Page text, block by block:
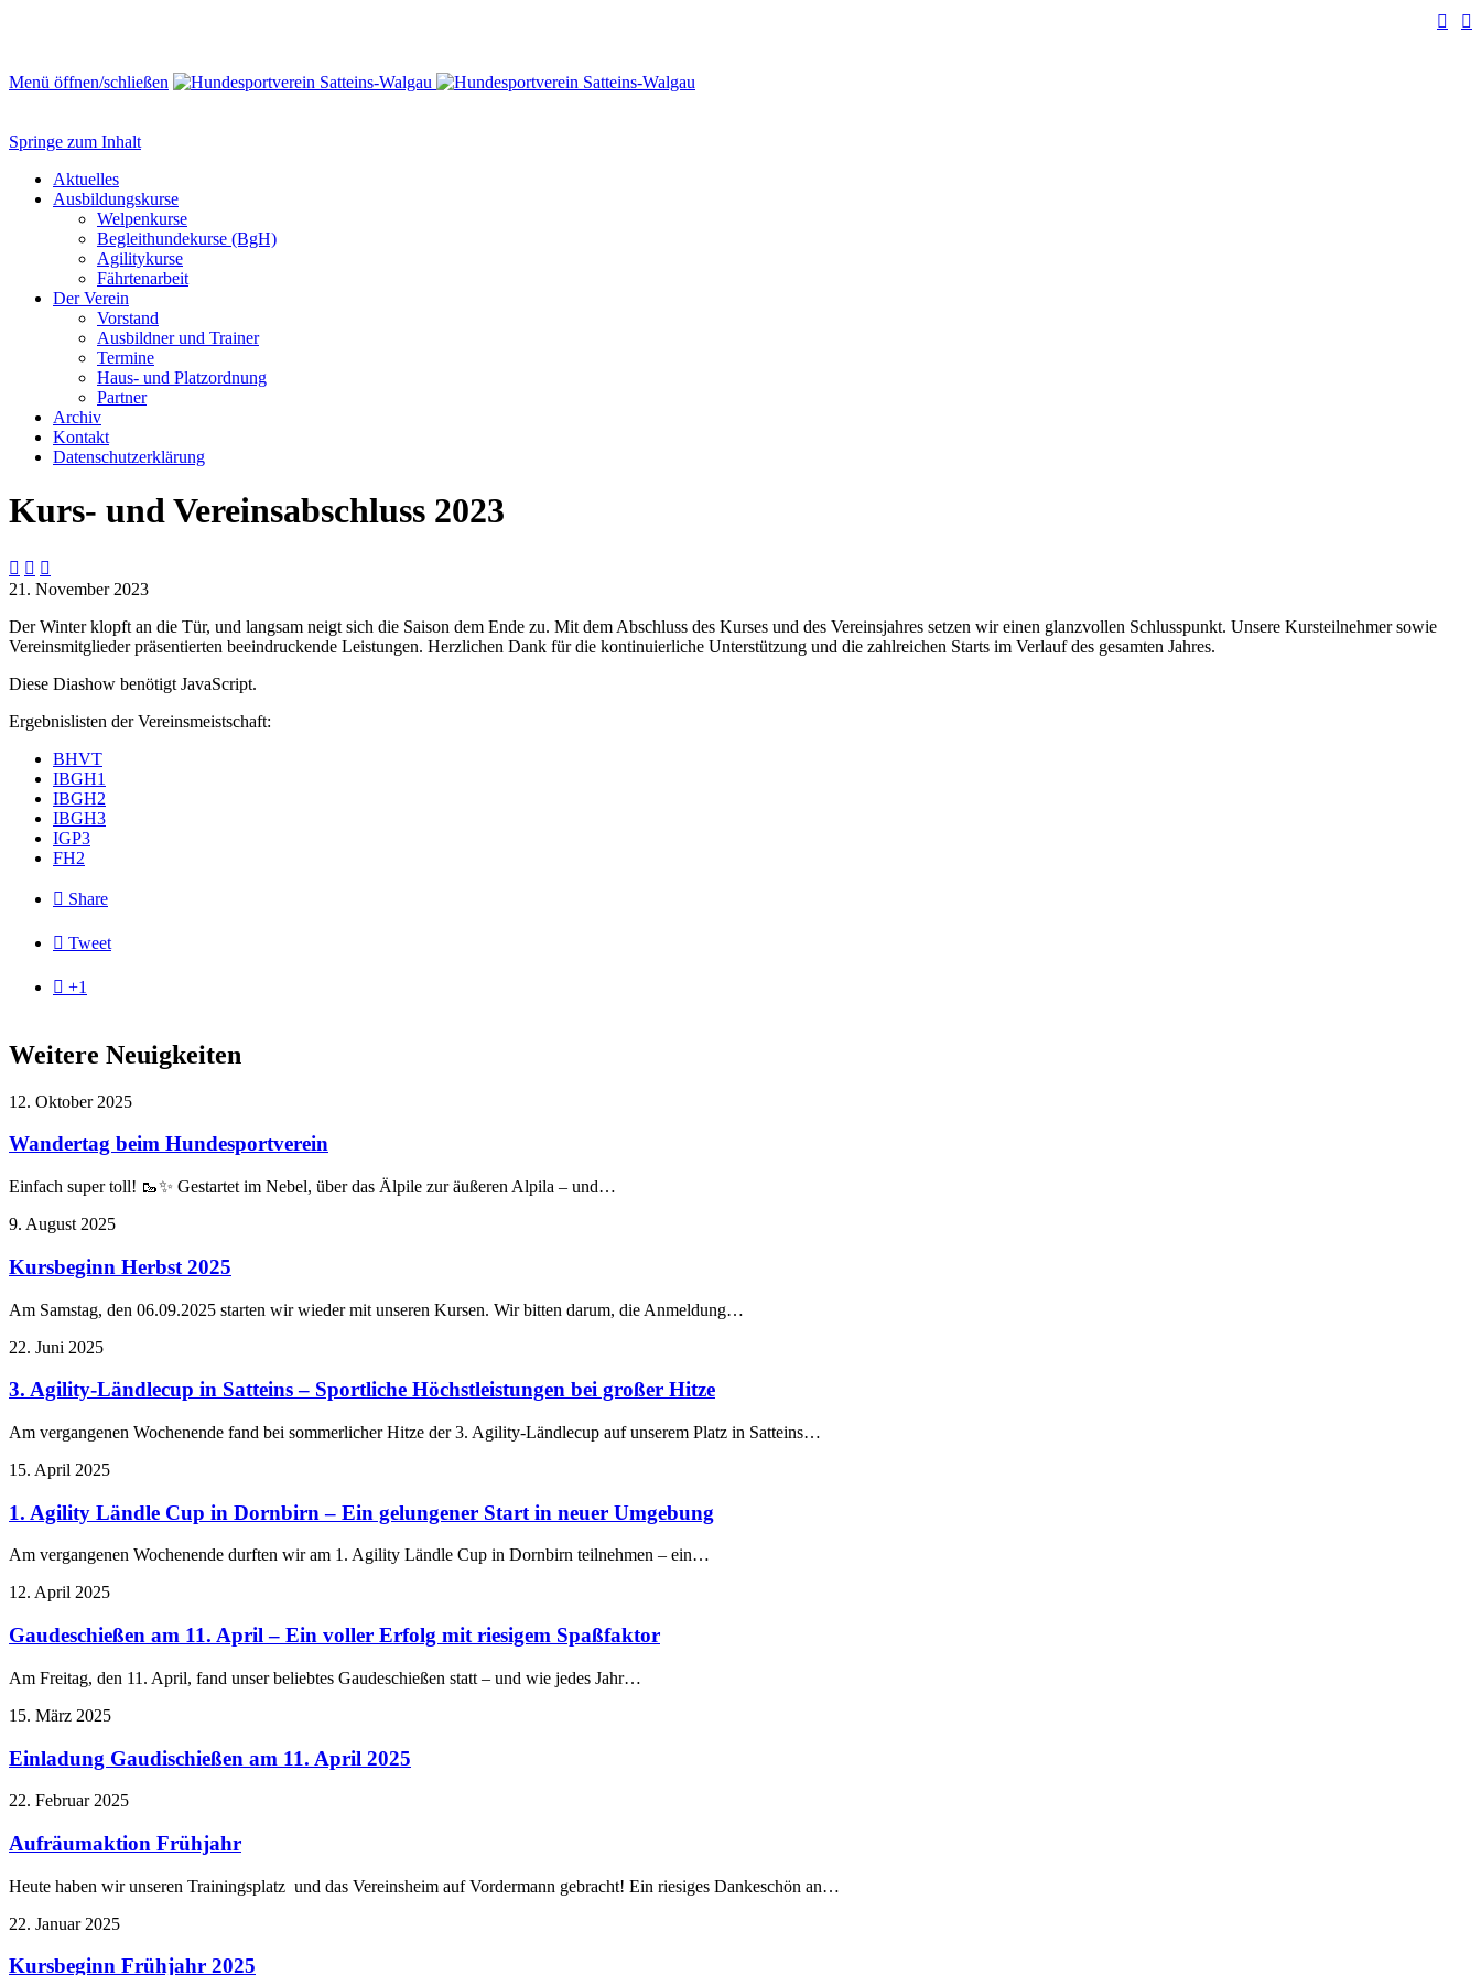
 
Menü öffnen/schließen
Springe zum Inhalt
Aktuelles
Ausbildungskurse
Welpenkurse
Begleithundekurse (BgH)
Agilitykurse
Fährtenarbeit
Der Verein
Vorstand
Ausbildner und Trainer
Termine
Haus- und Platzordnung
Partner
Archiv
Kontakt
Datenschutzerklärung
Kurs- und Vereinsabschluss 2023
  
21. November 2023
Der Winter klopft an die Tür, und langsam neigt sich die Saison dem Ende zu. Mit dem Abschluss des Kurses und des Vereinsjahres setzen wir einen glanzvollen Schlusspunkt. Unsere Kursteilnehmer sowie
Vereinsmitglieder präsentierten beeindruckende Leistungen. Herzlichen Dank für die kontinuierliche Unterstützung und die zahlreichen Starts im Verlauf des gesamten Jahres.
Diese Diashow benötigt JavaScript.
Ergebnislisten der Vereinsmeistschaft:
BHVT
IBGH1
IBGH2
IBGH3
IGP3
FH2
 Share
 Tweet
 +1
Weitere Neuigkeiten
12. Oktober 2025
Wandertag beim Hundesportverein
Einfach super toll! 🥾✨ Gestartet im Nebel, über das Älpile zur äußeren Alpila – und…
9. August 2025
Kursbeginn Herbst 2025
Am Samstag, den 06.09.2025 starten wir wieder mit unseren Kursen. Wir bitten darum, die Anmeldung…
22. Juni 2025
3. Agility-Ländlecup in Satteins – Sportliche Höchstleistungen bei großer Hitze
Am vergangenen Wochenende fand bei sommerlicher Hitze der 3. Agility-Ländlecup auf unserem Platz in Satteins…
15. April 2025
1. Agility Ländle Cup in Dornbirn – Ein gelungener Start in neuer Umgebung
Am vergangenen Wochenende durften wir am 1. Agility Ländle Cup in Dornbirn teilnehmen – ein…
12. April 2025
Gaudeschießen am 11. April – Ein voller Erfolg mit riesigem Spaßfaktor
Am Freitag, den 11. April, fand unser beliebtes Gaudeschießen statt – und wie jedes Jahr…
15. März 2025
Einladung Gaudischießen am 11. April 2025
22. Februar 2025
Aufräumaktion Frühjahr
Heute haben wir unseren Trainingsplatz und das Vereinsheim auf Vordermann gebracht! Ein riesiges Dankeschön an…
22. Januar 2025
Kursbeginn Frühjahr 2025